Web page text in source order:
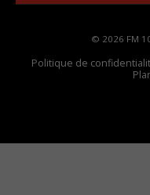
© 2026 FM
Politique de